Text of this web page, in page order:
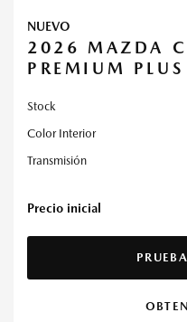
NUEVO
2026 MAZDA
PREMIUM PLUS
Stock
Color Interior
Transmisión
Precio inicial